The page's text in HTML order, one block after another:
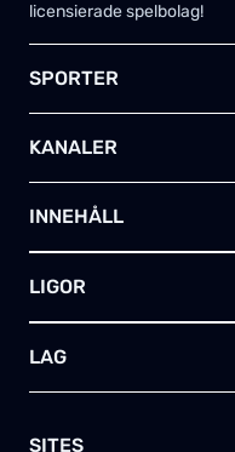
licensierade spelbolag!
SPORTER
Ishockey
Amerikansk fotboll
Basket
Bandy
Friidrott
Golf
KANALER
TV4 Play Sport Total
Kanal 5
HBO Max (SE)
INNEHÅLL
Kontakta oss
Annonsera
Skapa egen TV-tablå
LIGOR
Championship
FA-cupen
LAG
Manchester City
SITES